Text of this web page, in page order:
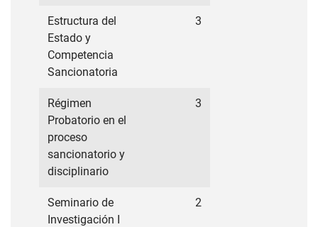
Estructura del
Estado y
Competencia
Sancionatoria
3
Régimen
Probatorio en el
proceso
sancionatorio y
disciplinario
3
Seminario de
Investigación I
2